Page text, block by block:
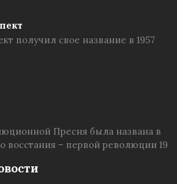
получил свое название в 1957
Пресня была названа в
восстания – первой революции 19